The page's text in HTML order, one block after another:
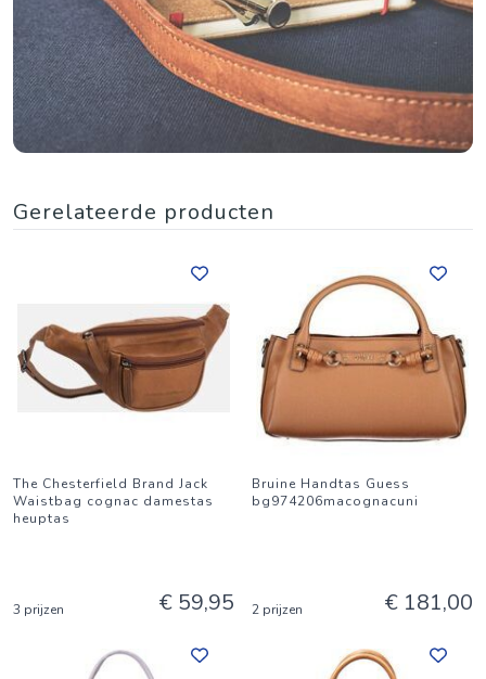
Gerelateerde producten
The Chesterfield Brand Jack
Waistbag cognac damestas
heuptas
3 prijzen € 59,95
Bruine Handtas Guess
bg974206macognacuni
2 prijzen € 181,00